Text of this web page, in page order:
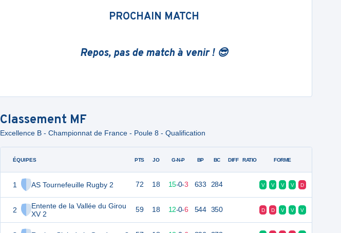
PROCHAIN MATCH
Repos, pas de match à venir ! 😎
Classement MF
Excellence B - Championnat de France - Poule 8 - Qualification
ÉQUIPES
1 AS Tournefeuille Rugby 2
2
Entente de la Vallée du Girou
XV 2
PTS JO G-N-P BP BC DIFF RATIO FORME
72 18 15-0-3 633 284 V V V V D
59 18 12-0-6 544 350 D D V V V